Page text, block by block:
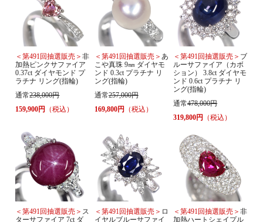
＜第491回抽選販売＞非
加熱ピンクサファイア
0.37ct ダイヤモンド プ
ラチナ リング(指輪)
通常238,000円
159,900円 （税込）
＜第491回抽選販売＞ あ
こや真珠 9㎜ ダイヤモ
ンド 0.3ct プラチナ リ
ング(指輪)
通常257,000円
169,800円 （税込）
＜第491回抽選販売＞ ブ
ルーサファイア（カボ
ション） 3.8ct ダイヤモ
ンド 0.6ct プラチナ リ
ング(指輪)
通常478,000円
319,800円 （税込）
＜第491回抽選販売＞ ス
ターサファイア 7ct ダ
＜第491回抽選販売＞ ロ
イヤルブルーサファイ
＜第491回抽選販売＞非
加熱ハートシェイプル